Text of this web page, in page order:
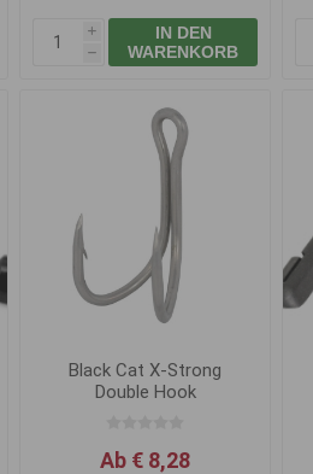
i
h
IN DEN
WARENKORB
Black Cat X-Strong
Double Hook
Ab € 8,28